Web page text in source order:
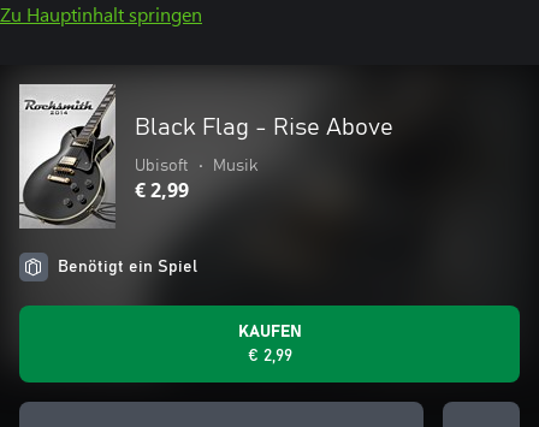
Zu Hauptinhalt springen
Black Flag - Rise Above
Ubisoft • Musik
€ 2,99
Benötigt ein Spiel
KAUFEN
€ 2,99